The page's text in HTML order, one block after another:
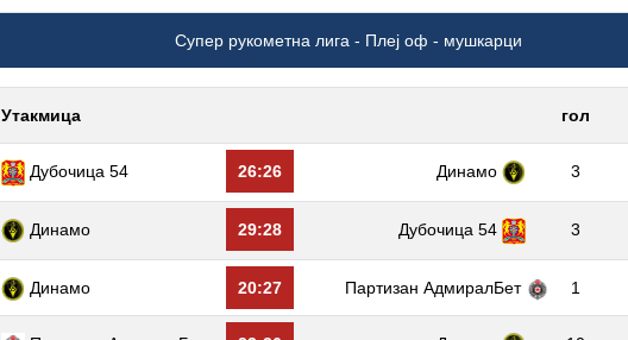
Супер рукометна лига - Плеј оф - мушкарци
Утакмица гол
Дубочица 54 26:26 Динамо 3
Динамо 29:28 Дубочица 54 3
Динамо 20:27 Партизан АдмиралБет 1